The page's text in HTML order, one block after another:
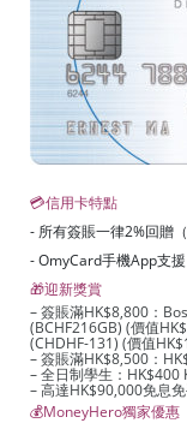
💳信用卡特點
- 所有簽賬一律2%回贈
- OmyCard手機App支
🎁迎新獎賞
– 簽賬滿HK$8,800：
(BCHF216GB) (價值
(CHDHF-131) (價值
– 簽賬滿HK$8,500：
– 全日制學生：HK$400
– 高達HK$90,000免息
💰MoneyHero獨家優惠